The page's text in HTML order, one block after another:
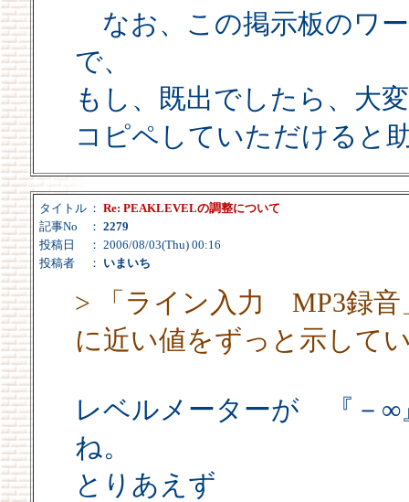
なお、この掲示板のワ
で、
もし、既出でしたら、大
コピペしていただけると
タイトル ： Re: PEAKLEVELの調整について
記事No
： 2279
投稿日
： 2006/08/03(Thu) 00:16
投稿者
： いまいち
> 「ライン入力 MP3録音
に近い値をずっと示して
レベルメーターが 『－
ね。
とりあえず